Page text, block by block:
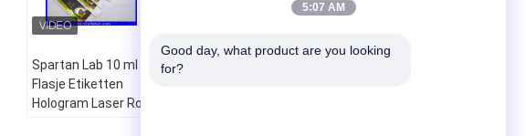
Spartan Lab 10 ml
Flasje Etiketten
Hologram Laser Roll
5:07 AM
Good day, what product are you looking
for?